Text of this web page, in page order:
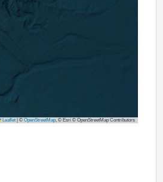
Leaflet © OpenStreetMap, © Esri © OpenStreetMap Contributors